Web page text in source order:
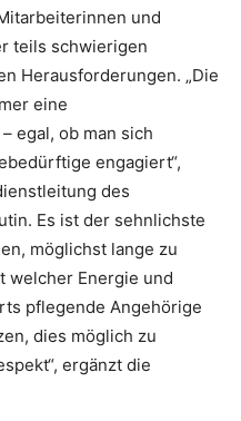
und
teils schwierigen
Herausforderungen. „Die
eine
egal, ob man sich
engagiert“,
des
Es ist der sehnlichste
möglichst lange zu
welcher Energie und
pflegende Angehörige
dies möglich zu
ergänzt die